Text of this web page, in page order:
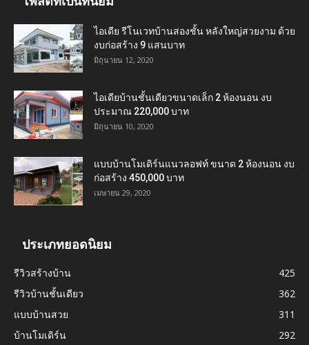
ไอเดีย รีโนเวทบ้านสองชั้น หลังใหญ่สวยงาม ด้วย
งบก่อสร้าง 9 แสนบาท
มิถุนายน 12, 2020
ไอเดียบ้านชั้นเดียวขนาดเล็ก 2 ห้องนอน งบ
ประมาณ 220,000 บาท
มิถุนายน 10, 2020
แบบบ้านโมเดิร์นแนวลอฟท์ ขนาด 2 ห้องนอน งบ
ก่อสร้าง 450,000 บาท
เมษายน 29, 2020
ประเภทยอดนิยม
รีวิวสร้างบ้าน
425
รีวิวบ้านชั้นเดียว
362
แบบบ้านสวย
311
บ้านโมเดิร์น
292